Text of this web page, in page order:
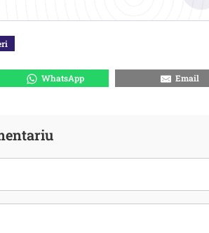
WhatsApp Email